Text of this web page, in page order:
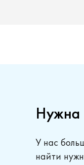
Нужна
У нас
найти